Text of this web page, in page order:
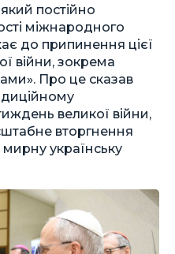
постійно
міжнародного
до припинення цієї
війни, зокрема
Про це сказав
великої війни,
вторгнення
мирну українську